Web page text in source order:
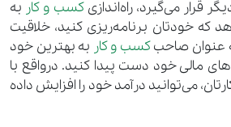
قرار می‌گیرد، راه‌اندازیکسب و کار به
که خودتان برنامه‌ریزی کنید، خلاقیت
عنوان صاحبکسب و کار به بهترین خود
مالی خود دست پیدا کنید. درواقع با
می‌توانید درآمد خود را افزایش داده